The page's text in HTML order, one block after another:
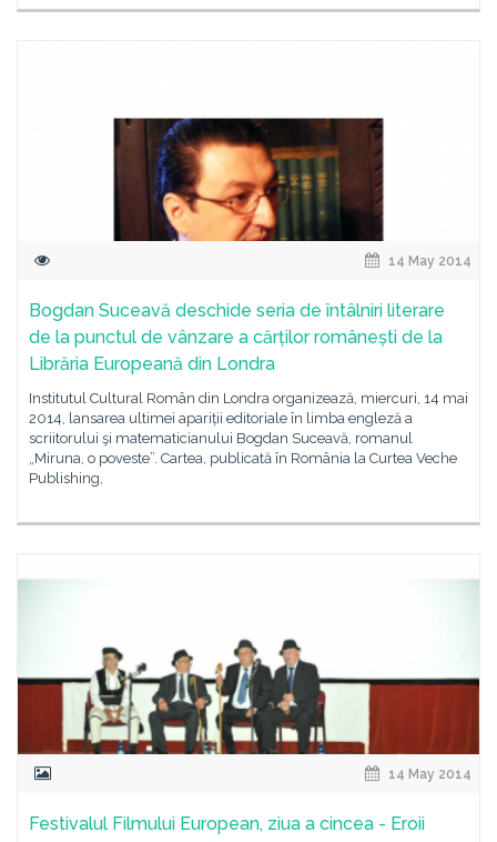
14 May 2014
Bogdan Suceavă deschide seria de întâlniri literare
de la punctul de vânzare a cărților românești de la
Librăria Europeană din Londra
Institutul Cultural Român din Londra organizează, miercuri, 14 mai
2014, lansarea ultimei apariții editoriale în limba engleză a
scriitorului şi matematicianului Bogdan Suceavă, romanul
„Miruna, o poveste”. Cartea, publicată în România la Curtea Veche
Publishing,
14 May 2014
Festivalul Filmului European, ziua a cincea - Eroii